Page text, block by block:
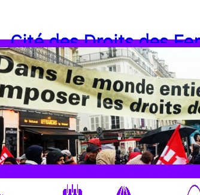
Cité des Droits des